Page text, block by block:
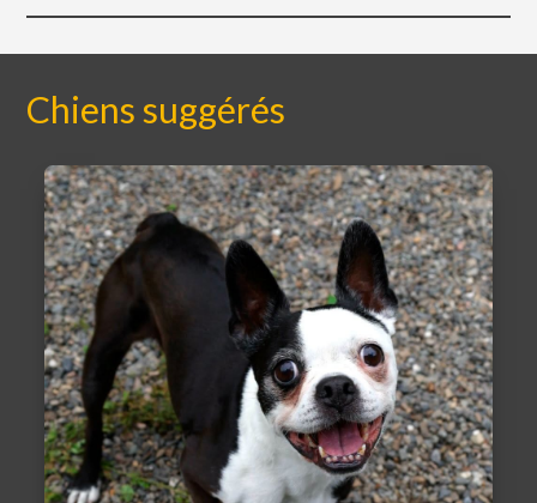
Chiens suggérés